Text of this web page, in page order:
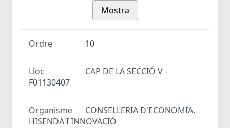
Mostra
Ordre 10
Lloc
CAP DE LA SECCIÓ V -
F01130407
Organisme
CONSELLERIA D'ECONOMIA,
HISENDA I INNOVACIÓ